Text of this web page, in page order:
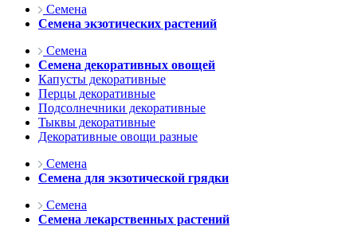
Семена
Семена экзотических растений
Семена
Семена декоративных овощей
Капусты декоративные
Перцы декоративные
Подсолнечники декоративные
Тыквы декоративные
Декоративные овощи разные
Семена
Семена для экзотической грядки
Семена
Семена лекарственных растений